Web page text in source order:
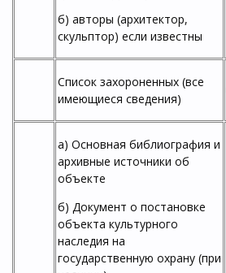
б) авторы (архитектор,
скульптор) если известны
Список захороненных (все
имеющиеся сведения)
а) Основная библиография и
архивные источники об
объекте
б) Документ о постановке
объекта культурного
наследия на
государственную охрану (при